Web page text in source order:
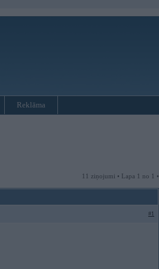
Reklāma
11 ziņojumi • Lapa 1 no 1 •
#1